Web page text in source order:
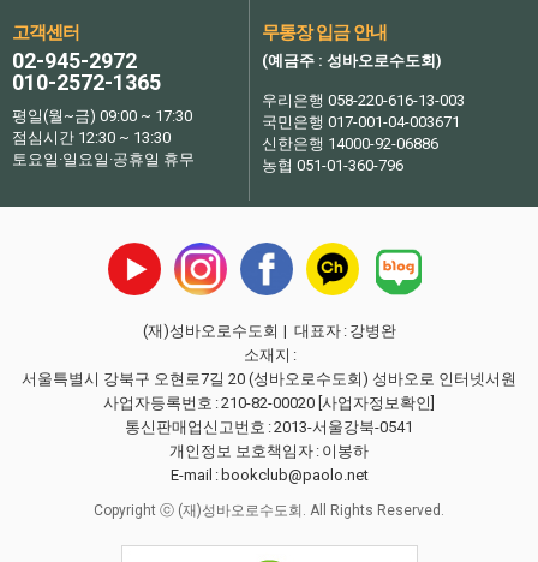
고객센터
02-945-2972
010-2572-1365
평일(월~금) 09:00 ~ 17:30
점심시간 12:30 ~ 13:30
토요일·일요일·공휴일 휴무
무통장 입금 안내
(예금주 : 성바오로수도회)
우리은행 058-220-616-13-003
국민은행 017-001-04-003671
신한은행 14000-92-06886
농협 051-01-360-796
(재)성바오로수도회 | 대표자 : 강병완
소재지 :
서울특별시 강북구 오현로7길 20 (성바오로수도회) 성바오로 인터넷서원
사업자등록번호 :210-82-00020 [사업자정보확인]
통신판매업신고번호 :2013-서울강북-0541
개인정보 보호책임자 : 이봉하
E-mail : bookclub@paolo.net
Copyright ⓒ (재)성바오로수도회. All Rights Reserved.